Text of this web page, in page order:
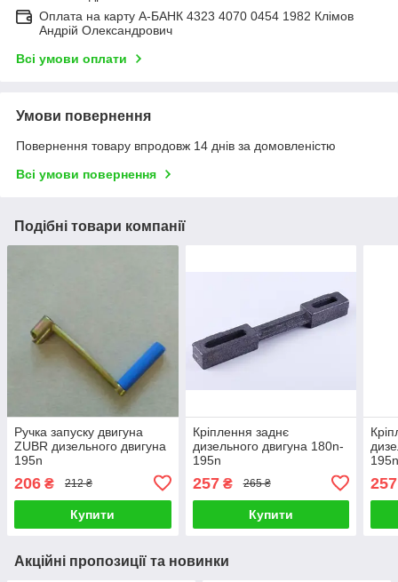
Оплата на карту А-БАНК 4323 4070 0454 1982 Клімов
Андрій Олександрович
Всі умови оплати
Умови повернення
Повернення товару впродовж 14 днів за домовленістю
Всі умови повернення
Подібні товари компанії
Ручка запуску двигуна
ZUBR дизельного двигуна
195n
206 ₴ 212 ₴
Купити
Кріплення заднє
дизельного двигуна 180n-
195n
257₴ 265 ₴
Купити
257
Акційні пропозиції та новинки